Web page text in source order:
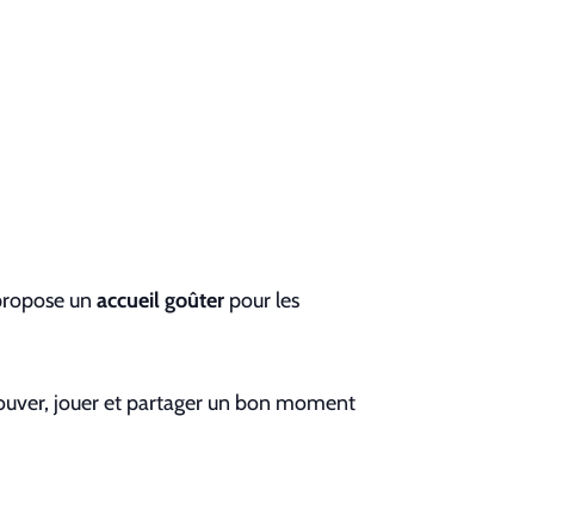
un accueil goûter pour les
jouer et partager un bon moment